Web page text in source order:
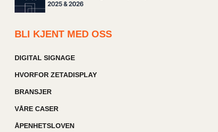
BLI KJENT MED OSS
DIGITAL SIGNAGE
HVORFOR ZETADISPLAY
BRANSJER
VÅRE CASER
ÅPENHETSLOVEN